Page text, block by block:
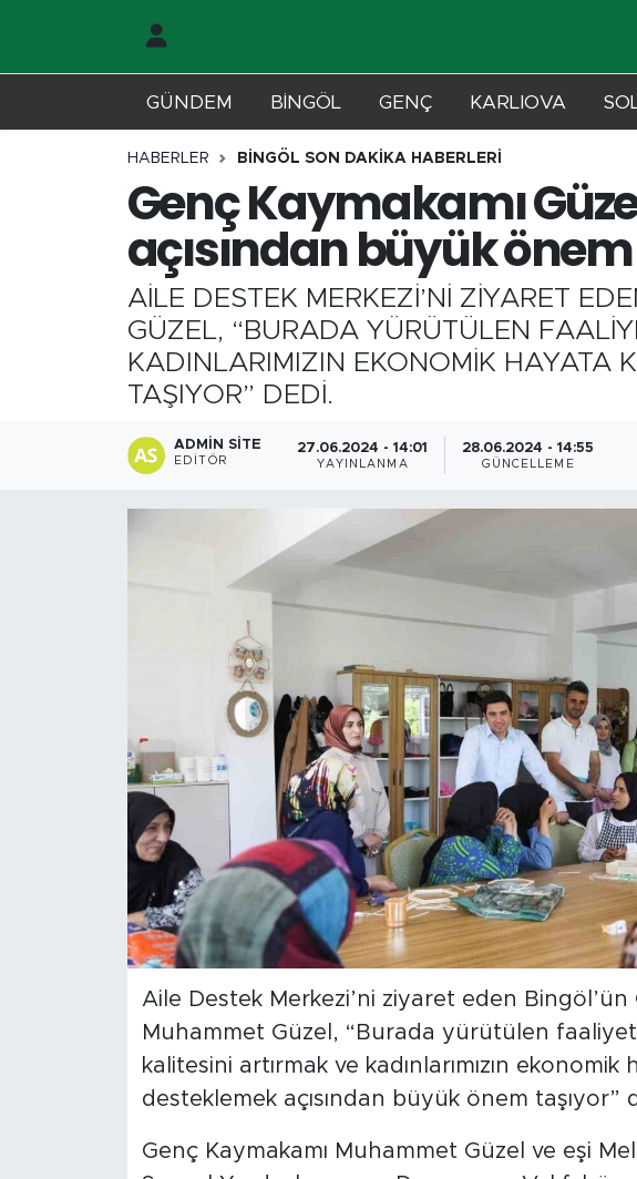
GÜNDEM BİNGÖL GENÇ KARLIOVA
HABERLER BİNGÖL SON DAKİKA HABERLERİ
Genç Kaymakamı
açısından büyük önem
AİLE DESTEK MERKEZİ’Nİ ZİYARET
GÜZEL, “BURADA YÜRÜTÜLEN
KADINLARIMIZIN EKONOMİK HAYATA
TAŞIYOR” DEDİ.
ADMIN SITE
EDITÖR
27.06.2024 - 14:01
YAYINLANMA
28.06.2024 - 14:55
GÜNCELLEME
Aile Destek Merkezi’ni ziyaret eden Bingöl’ün
Muhammet Güzel, “Burada yürütülen
kalitesini artırmak ve kadınlarımızın ekonomik
desteklemek açısından büyük önem taşıyor”
Genç Kaymakamı Muhammet Güzel ve eşi
Karlıova
Adaklı-Kiğı
Yayladere-Yedisu
Ekonomi
Hava Durumu
Bingöl Kaza Haberleri
Merkez Trafik Yoğunluk Haritası
Süper Lig Puan Durumu ve Fikstür
Tüm Manşetler
Son Dakika Haberleri